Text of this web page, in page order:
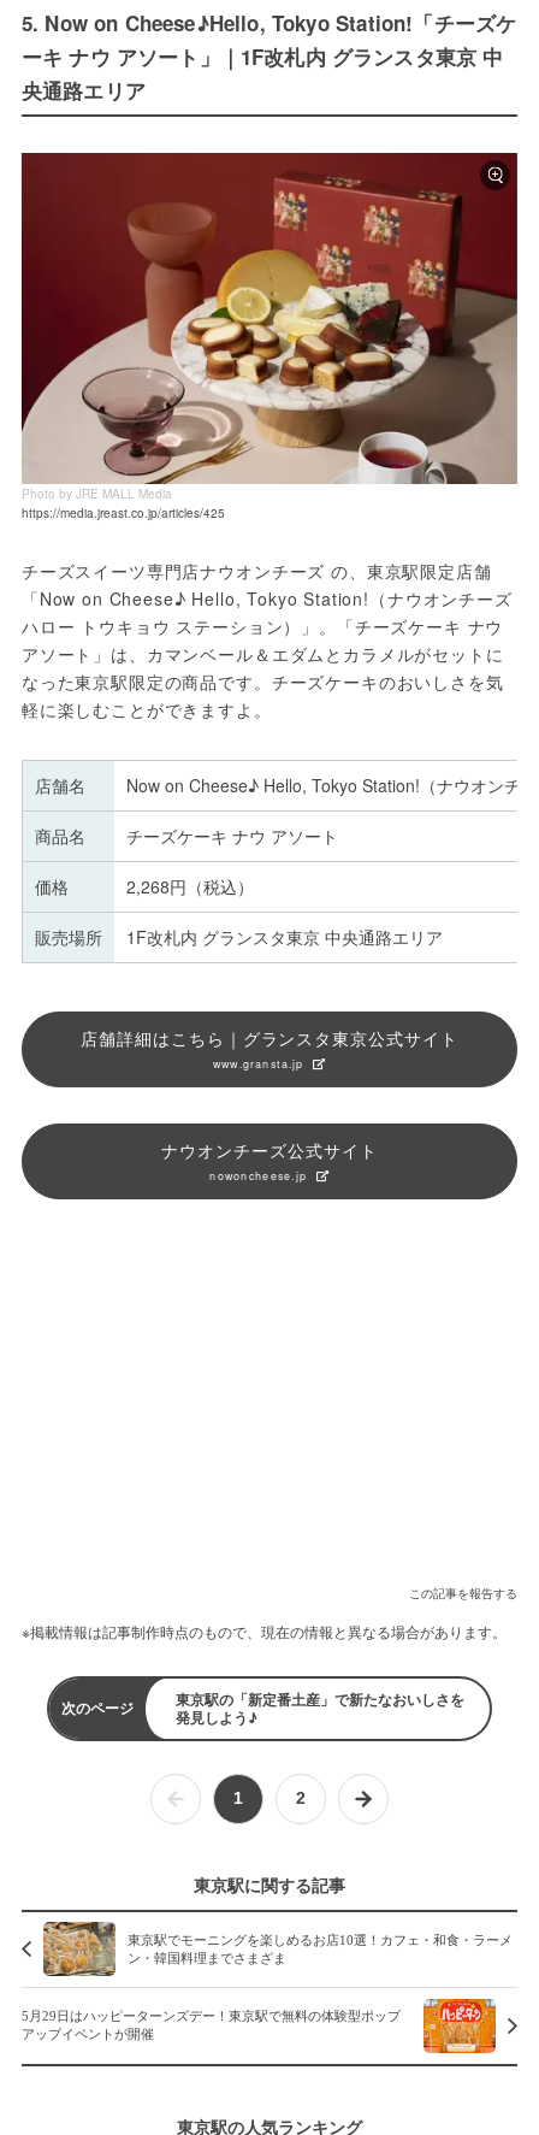
5. Now on Cheese♪Hello, Tokyo Station!「チーズケ
ーキ ナウ アソート」｜1F改札内 グランスタ東京 中
央通路エリア
Photo by JRE MALL Media
https://media.jreast.co.jp/articles/425
チーズスイーツ専門店ナウオンチーズ の、東京駅限定店舗
「Now on Cheese♪ Hello, Tokyo Station!（ナウオンチーズ
ハロー トウキョウ ステーション）」。「チーズケーキ ナウ
アソート」は、カマンベール＆エダムとカラメルがセットに
なった東京駅限定の商品です。チーズケーキのおいしさを気
軽に楽しむことができますよ。
店舗名 Now on Cheese♪ Hello, Tokyo Station!（ナウオンチ
商品名 チーズケーキ ナウ アソート
価格 2,268円（税込）
販売場所 1F改札内 グランスタ東京 中央通路エリア
店舗詳細はこちら｜グランスタ東京公式サイト
www.gransta.jp
ナウオンチーズ公式サイト
nowoncheese.jp
この記事を報告する
※掲載情報は記事制作時点のもので、現在の情報と異なる場合があります。
次のページ
東京駅の「新定番土産」で新たなおいしさを
発見しよう♪
1 2
東京駅に関する記事
東京駅でモーニングを楽しめるお店10選！カフェ・和食・ラーメ
ン・韓国料理までさまざま
5月29日はハッピーターンズデー！東京駅で無料の体験型ポップ
アップイベントが開催
東京駅の人気ランキング